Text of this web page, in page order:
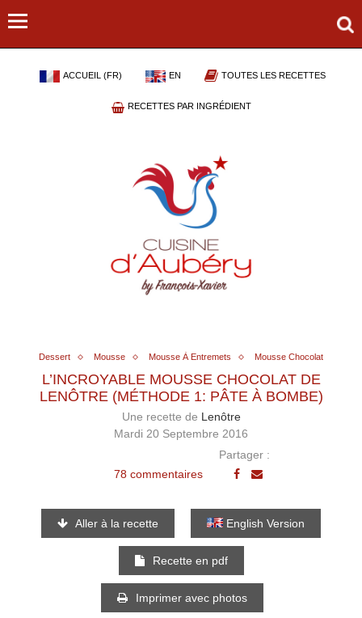
ACCUEIL (FR) EN TOUTES LES RECETTES
RECETTES PAR INGRÉDIENT
Dessert Mousse Mousse À Entremets Mousse Chocolat
L’INCROYABLE MOUSSE CHOCOLAT DE
LENÔTRE (MÉTHODE 1: PÂTE À BOMBE)
Une recette de Lenôtre
Mardi 20 Septembre 2016
78 commentaires
Partager :
Aller à la recette English Version
Recette en pdf
Imprimer avec photos